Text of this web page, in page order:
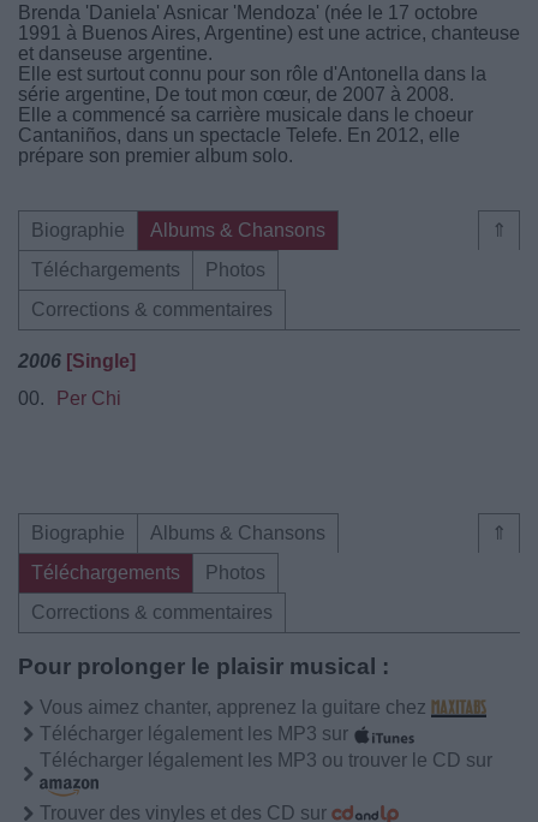
Brenda 'Daniela' Asnicar 'Mendoza' (née le 17 octobre
1991 à Buenos Aires, Argentine) est une actrice, chanteuse
et danseuse argentine.
Elle est surtout connu pour son rôle d'Antonella dans la
série argentine, De tout mon cœur, de 2007 à 2008.
Elle a commencé sa carrière musicale dans le choeur
Cantaniños, dans un spectacle Telefe. En 2012, elle
prépare son premier album solo.
⇑
Biographie
Albums & Chansons
Téléchargements
Photos
Corrections & commentaires
2006 [Single]
00.
Per Chi
⇑
Biographie
Albums & Chansons
Téléchargements
Photos
Corrections & commentaires
Pour prolonger le plaisir musical :
Vous aimez chanter, apprenez la guitare chez
Télécharger légalement les MP3 sur
Télécharger légalement les MP3 ou trouver le CD sur
Trouver des vinyles et des CD sur